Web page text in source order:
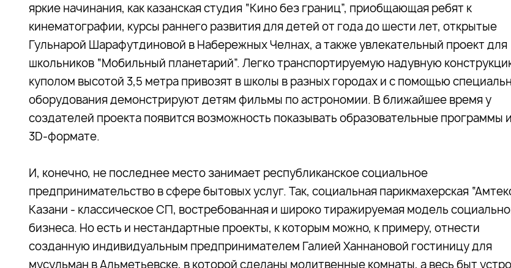
яркие начинания, как казанская студия “Кино без границ”, приобщающая ребят к
кинематографии, курсы раннего развития для детей от года до шести лет, открытые
Гульнарой Шарафутдиновой в Набережных Челнах, а также увлекательный проект для
школьников “Мобильный планетарий”. Легко транспортируемую надувную
куполом высотой 3,5 метра привозят в школы в разных городах и с помощью
оборудования демонстрируют детям фильмы по астрономии. В ближайшее время у
создателей проекта появится возможность показывать образовательные программы
3D-формате.
И, конечно, не последнее место занимает республиканское социальное
предпринимательство в сфере бытовых услуг. Так, социальная парикмахерская
Казани - классическое СП, востребованная и широко тиражируемая модель
бизнеса. Но есть и нестандартные проекты, к которым можно, к примеру, отнести
созданную индивидуальным предпринимателем Галией Ханнановой гостиницу для
мусульман в Альметьевске, в которой сделаны молитвенные комнаты, а весь быт